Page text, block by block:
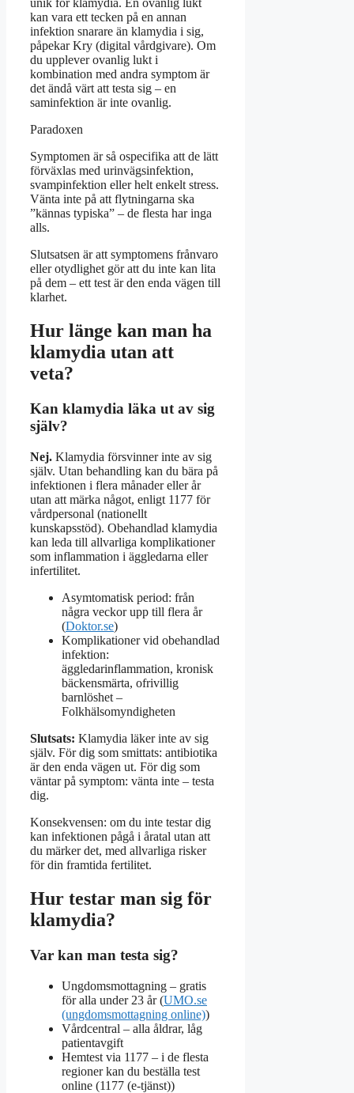
unik för klamydia. En ovanlig lukt
kan vara ett tecken på en annan
infektion snarare än klamydia i sig,
påpekar Kry (digital vårdgivare). Om
du upplever ovanlig lukt i
kombination med andra symptom är
det ändå värt att testa sig – en
saminfektion är inte ovanlig.
Paradoxen
Symptomen är så ospecifika att de lätt
förväxlas med urinvägsinfektion,
svampinfektion eller helt enkelt stress.
Vänta inte på att flytningarna ska
”kännas typiska” – de flesta har inga
alls.
Slutsatsen är att symptomens frånvaro
eller otydlighet gör att du inte kan lita
på dem – ett test är den enda vägen till
klarhet.
Hur länge kan man ha
klamydia utan att
veta?
Kan klamydia läka ut av sig
själv?
Nej. Klamydia försvinner inte av sig
själv. Utan behandling kan du bära på
infektionen i flera månader eller år
utan att märka något, enligt 1177 för
vårdpersonal (nationellt
kunskapsstöd). Obehandlad klamydia
kan leda till allvarliga komplikationer
som inflammation i äggledarna eller
infertilitet.
Asymtomatisk period: från
några veckor upp till flera år
(Doktor.se)
Komplikationer vid obehandlad
infektion:
äggledarinflammation, kronisk
bäckensmärta, ofrivillig
barnlöshet –
Folkhälsomyndigheten
Slutsats: Klamydia läker inte av sig
själv. För dig som smittats: antibiotika
är den enda vägen ut. För dig som
väntar på symptom: vänta inte – testa
dig.
Konsekvensen: om du inte testar dig
kan infektionen pågå i åratal utan att
du märker det, med allvarliga risker
för din framtida fertilitet.
Hur testar man sig för
klamydia?
Var kan man testa sig?
Ungdomsmottagning – gratis
för alla under 23 år (UMO.se
(ungdomsmottagning online))
Vårdcentral – alla åldrar, låg
patientavgift
Hemtest via 1177 – i de flesta
regioner kan du beställa test
online (1177 (e-tjänst))